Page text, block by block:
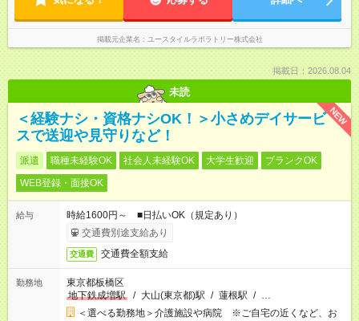
掲載元企業名 ユースタイルラボラトリー株式会社
掲載日：2026.08.04
未読
NEW
＜経験ナシ・資格ナシOK！＞小さめデイサービ
スで送迎や見守りなど！
派遣 職種未経験OK 社会人未経験OK 大学生歓迎
ブランクOK
WEB登録・面接OK
給与
時給1600円～ ■日払いOK（規定あり）
交通費別途支給あり
交通費 交通費全額支給
勤務地
東京都板橋区
地下鉄成増駅
/ 大山(東京都)駅 / 蓮根駅 / …
＜選べる勤務地＞介護施設や病院 ※ご自宅の近くなど、お